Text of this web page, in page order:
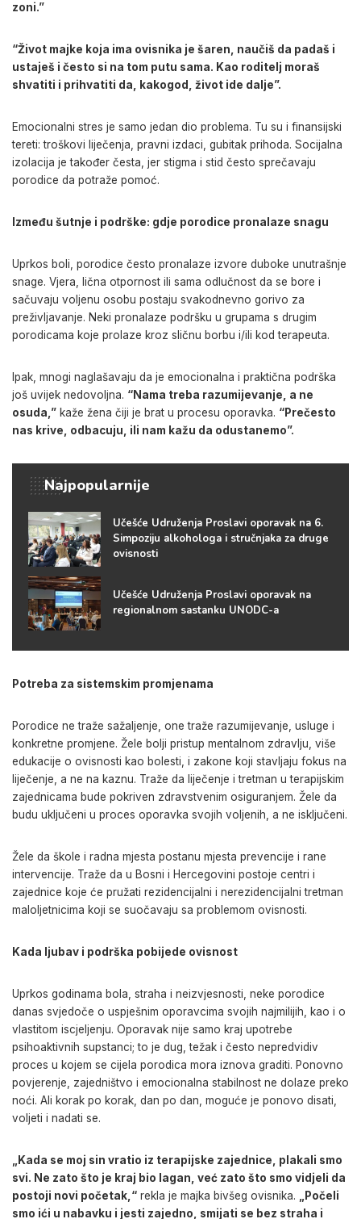
zoni.”
“Život majke koja ima ovisnika je šaren, naučiš da padaš i
ustaješ i često si na tom putu sama. Kao roditelj moraš
shvatiti i prihvatiti da, kakogod, život ide dalje”.
Emocionalni stres je samo jedan dio problema. Tu su i finansijski
tereti: troškovi liječenja, pravni izdaci, gubitak prihoda. Socijalna
izolacija je također česta, jer stigma i stid često sprečavaju
porodice da potraže pomoć.
Između šutnje i podrške: gdje porodice pronalaze snagu
Uprkos boli, porodice često pronalaze izvore duboke unutrašnje
snage. Vjera, lična otpornost ili sama odlučnost da se bore i
sačuvaju voljenu osobu postaju svakodnevno gorivo za
preživljavanje. Neki pronalaze podršku u grupama s drugim
porodicama koje prolaze kroz sličnu borbu i/ili kod terapeuta.
Ipak, mnogi naglašavaju da je emocionalna i praktična podrška
još uvijek nedovoljna. “Nama treba razumijevanje, a ne
osuda,” kaže žena čiji je brat u procesu oporavka. “Prečesto
nas krive, odbacuju, ili nam kažu da odustanemo”.
Najpopularnije
Učešće Udruženja Proslavi oporavak na 6.
Simpoziju alkohologa i stručnjaka za druge
ovisnosti
Učešće Udruženja Proslavi oporavak na
regionalnom sastanku UNODC-a
Potreba za sistemskim promjenama
Porodice ne traže sažaljenje, one traže razumijevanje, usluge i
konkretne promjene. Žele bolji pristup mentalnom zdravlju, više
edukacije o ovisnosti kao bolesti, i zakone koji stavljaju fokus na
liječenje, a ne na kaznu. Traže da liječenje i tretman u terapijskim
zajednicama bude pokriven zdravstvenim osiguranjem. Žele da
budu uključeni u proces oporavka svojih voljenih, a ne isključeni.
Žele da škole i radna mjesta postanu mjesta prevencije i rane
intervencije. Traže da u Bosni i Hercegovini postoje centri i
zajednice koje će pružati rezidencijalni i nerezidencijalni tretman
maloljetnicima koji se suočavaju sa problemom ovisnosti.
Kada ljubav i podrška pobijede ovisnost
Uprkos godinama bola, straha i neizvjesnosti, neke porodice
danas svjedoče o uspješnim oporavcima svojih najmilijih, kao i o
vlastitom iscjeljenju. Oporavak nije samo kraj upotrebe
psihoaktivnih supstanci; to je dug, težak i često nepredvidiv
proces u kojem se cijela porodica mora iznova graditi. Ponovno
povjerenje, zajedništvo i emocionalna stabilnost ne dolaze preko
noći. Ali korak po korak, dan po dan, moguće je ponovo disati,
voljeti i nadati se.
„Kada se moj sin vratio iz terapijske zajednice, plakali smo
svi. Ne zato što je kraj bio lagan, već zato što smo vidjeli da
postoji novi početak,“ rekla je majka bivšeg ovisnika.
„Počeli
smo ići u nabavku i jesti zajedno, smijati se bez straha i